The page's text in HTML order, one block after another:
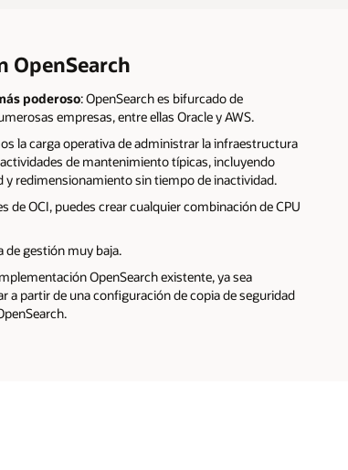
OpenSearch
poderoso: OpenSearch es bifurcado de
empresas, entre ellas Oracle y AWS.
la carga operativa de administrar la infraestructura
de mantenimiento típicas, incluyendo
y redimensionamiento sin tiempo de inactividad.
de OCI, puedes crear cualquier combinación de CPU
gestión muy baja.
OpenSearch existente, ya sea
a partir de una configuración de copia de seguridad